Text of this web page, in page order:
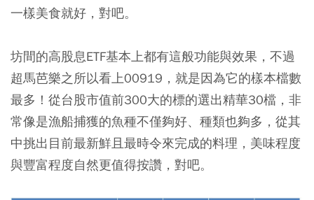
一樣美食就好，對吧。
坊間的高股息ETF基本上都有這般功能與效果，不過
超馬芭樂之所以看上00919，就是因為它的樣本檔數
最多！從台股市值前300大的標的選出精華30檔，非
常像是漁船捕獲的魚種不僅夠好、種類也夠多，從其
中挑出目前最新鮮且最時令來完成的料理，美味程度
與豐富程度自然更值得按讚，對吧。